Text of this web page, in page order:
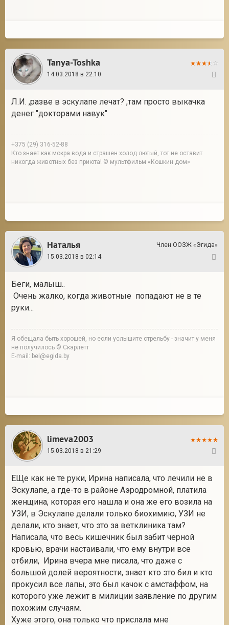
Tanya-Toshka
14.03.2018 в 22:10
Л.И. ,разве в эскулапе лечат? ,там просто выкачка
денег "докторами навук"
+375 (29) 316-52-88
Кто знает как мокра вода и страшен холод лютый, тот не оставит
никогда животных без приюта! © мультфильм «Кошкин дом»
Наталья
Член ООЗЖ «Эгида»
15.03.2018 в 02:14
Беги, малыш..
Очень жалко, когда животные попадают не в те
руки...
Я обещала быть хорошей, но если услышите стрельбу - значит у меня
не получилось © Скарлетт
E-mail: bel@egida.by
limeva2003
15.03.2018 в 21:29
ЕЩе как не те руки, Ирина написала, что лечили не в
Эскулапе, а где-то в районе Аэродромной, платила
женщина, которая его нашла и она же его возила на
УЗИ, в Эскулапе делали только биохимию, УЗИ не
делали, кто знает, что это за ветклиника там?
Написала, что весь кишечник был забит черной
кровью, врачи настаивали, что ему внутри все
отбили, Ирина вчера мне писала, что даже с
большой долей вероятности, знает кто это бил и кто
прокусил все лапы, это был качок с амстаффом, на
которого уже лежит в милиции заявление по другим
похожим случаям.
Хуже этого, она только что прислала мне